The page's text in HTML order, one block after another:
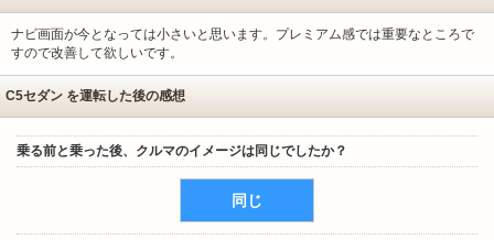
ナビ画面が今となっては小さいと思います。プレミアム感では重要なところで
すので改善して欲しいです。
C5セダン を運転した後の感想
乗る前と乗った後、クルマのイメージは同じでしたか？
同じ